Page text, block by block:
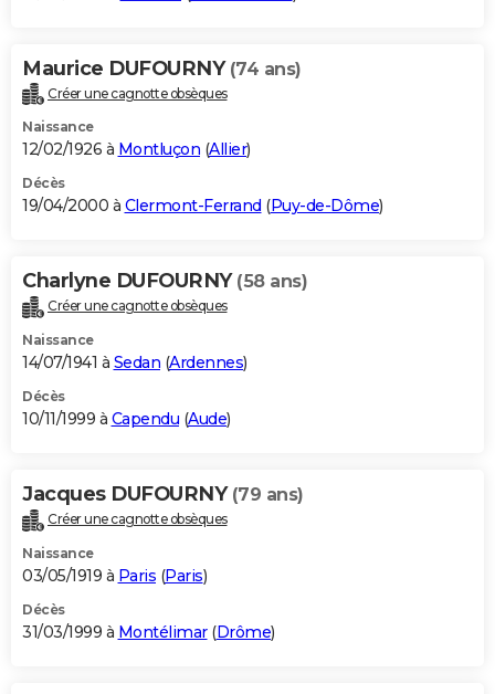
Maurice DUFOURNY (74 ans)
Créer une cagnotte obsèques
Naissance
12/02/1926 à Montluçon (Allier)
Décès
19/04/2000 à Clermont-Ferrand (Puy-de-Dôme)
Charlyne DUFOURNY (58 ans)
Créer une cagnotte obsèques
Naissance
14/07/1941 à Sedan (Ardennes)
Décès
10/11/1999 à Capendu (Aude)
Jacques DUFOURNY (79 ans)
Créer une cagnotte obsèques
Naissance
03/05/1919 à Paris (Paris)
Décès
31/03/1999 à Montélimar(Drôme)